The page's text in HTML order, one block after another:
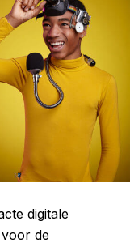
digitale
de